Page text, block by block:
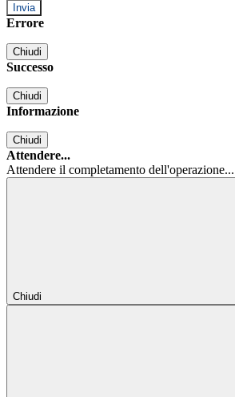
Errore
Chiudi
Successo
Chiudi
Informazione
Chiudi
Attendere...
Attendere il completamento dell'operazione...
Chiudi